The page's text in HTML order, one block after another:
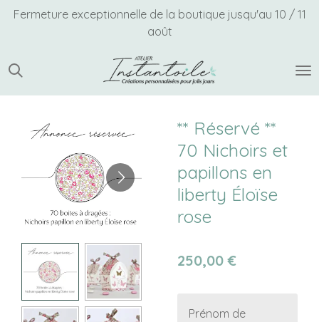
Passer
principal
Fermeture exceptionnelle de la boutique jusqu'au 10 / 11
août
** Réservé **
70 Nichoirs et
papillons en
liberty Éloïse
rose
250,00 €
Prénom de